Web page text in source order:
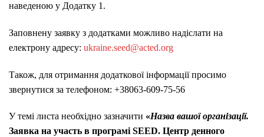
наведеною у Додатку 1.
Заповнену заявку з додатками можливо надіслати на
електрону адресу: ukraine.seed@acted.org
Також, для отримання додаткової інформації просимо
звернутися за телефоном: +38063-609-75-56
У темі листа необхідно зазначити «Назва вашої організації.
Заявка на участь в програмі SEED. Центр денного